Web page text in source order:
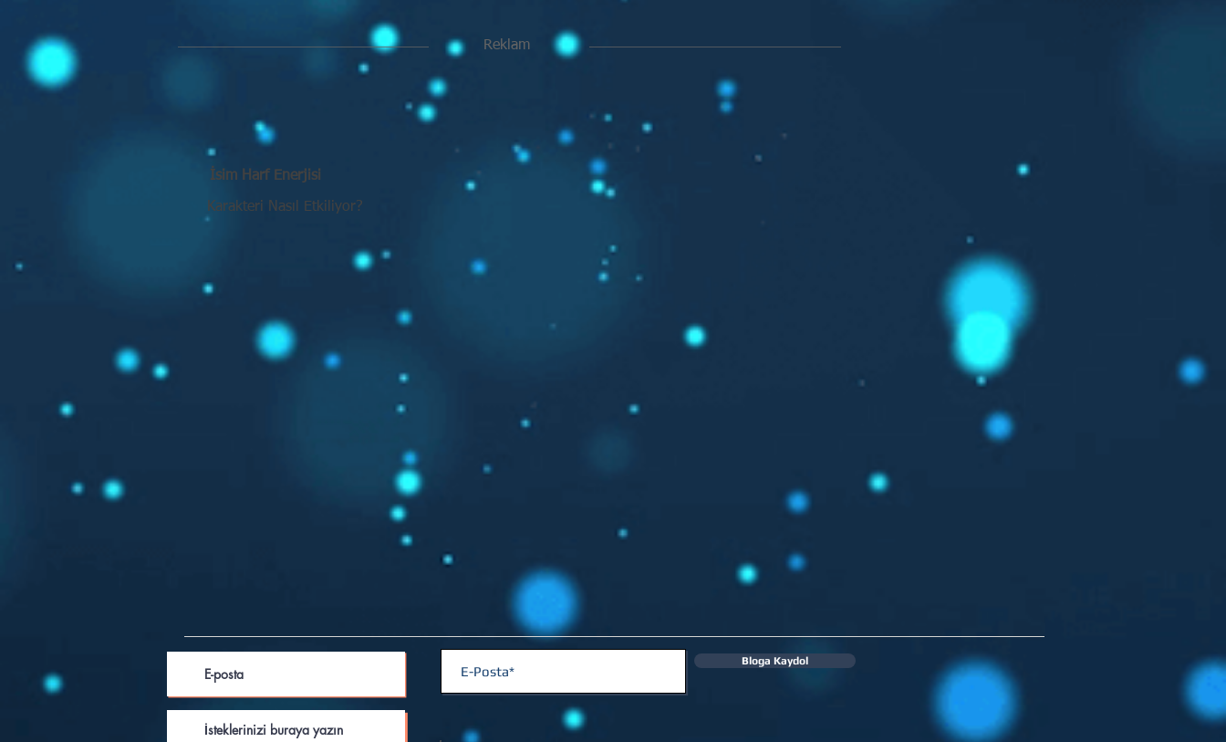
Reklam
İsim Harf Enerjisi
Karakteri Nasıl Etkiliyor?
Bloga Kaydol